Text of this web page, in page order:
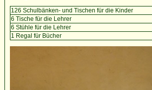
126 Schulbänken- und Tischen für die Kinder
6 Tische für die Lehrer
6 Stühle für die Lehrer
1 Regal für Bücher